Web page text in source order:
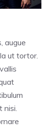
augue
ut tortor.
nisi.